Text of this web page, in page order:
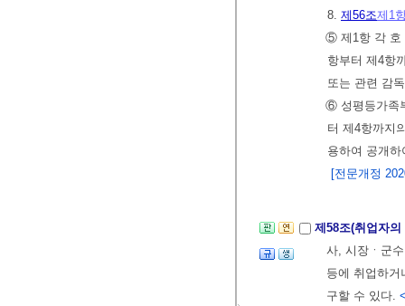
8. 제56조제1
⑤ 제1항 각 호
항부터 제4항
또는 관련 감
⑥ 성평등가족
터 제4항까지
용하여 공개
[전문개정
제58조(취업자
사, 시장ㆍ군
등에 취업하
구할 수 있다.